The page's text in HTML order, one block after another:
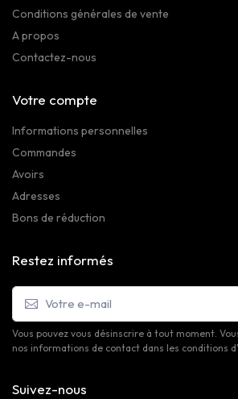
Conditions générales de vente
A propos
Contactez-nous
Votre compte
Informations personnelles
Commandes
Avoirs
Adresses
Bons de réduction
Restez informés
Vous pouvez vous désinscrire à tout moment.
nos informations de contact dans les conditions
Suivez-nous